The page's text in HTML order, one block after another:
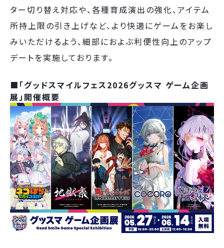
ター切り替え対応や、各種育成演出の強化、アイテム
所持上限の引き上げなど、より快適にゲームをお楽し
みいただけるよう、細部におよぶ利便性向上のアップ
デートを実施しております。
■「グッドスマイルフェス2026グッスマ ゲーム企画
展」開催概要